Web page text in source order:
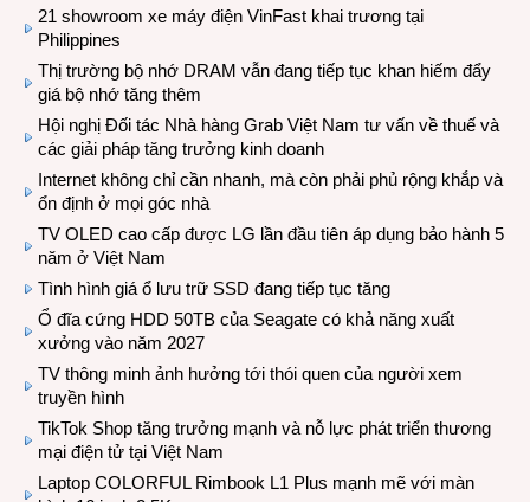
21 showroom xe máy điện VinFast khai trương tại
Philippines
Thị trường bộ nhớ DRAM vẫn đang tiếp tục khan hiếm đẩy
giá bộ nhớ tăng thêm
Hội nghị Đối tác Nhà hàng Grab Việt Nam tư vấn về thuế và
các giải pháp tăng trưởng kinh doanh
Internet không chỉ cần nhanh, mà còn phải phủ rộng khắp và
ổn định ở mọi góc nhà
TV OLED cao cấp được LG lần đầu tiên áp dụng bảo hành 5
năm ở Việt Nam
Tình hình giá ổ lưu trữ SSD đang tiếp tục tăng
Ổ đĩa cứng HDD 50TB của Seagate có khả năng xuất
xưởng vào năm 2027
TV thông minh ảnh hưởng tới thói quen của người xem
truyền hình
TikTok Shop tăng trưởng mạnh và nỗ lực phát triển thương
mại điện tử tại Việt Nam
Laptop COLORFUL Rimbook L1 Plus mạnh mẽ với màn